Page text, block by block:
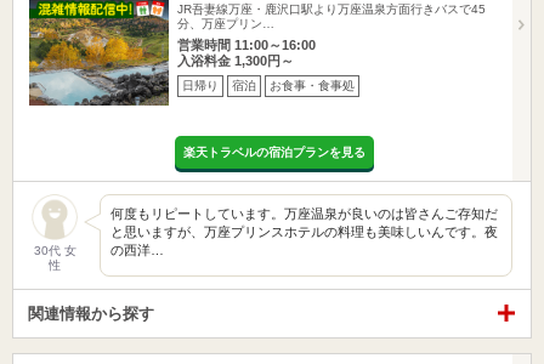
JR吾妻線万座・鹿沢口駅より万座温泉方面行きバスで45
分、万座プリン…
営業時間 11:00～16:00
入浴料金 1,300円～
日帰り 宿泊 お食事・食事処
楽天トラベルの宿泊プランを見る
30代 女
性
何度もリピートしています。万座温泉が良いのは皆さんご存知だ
と思いますが、万座プリンスホテルの料理も美味しいんです。夜
の西洋…
関連情報から探す